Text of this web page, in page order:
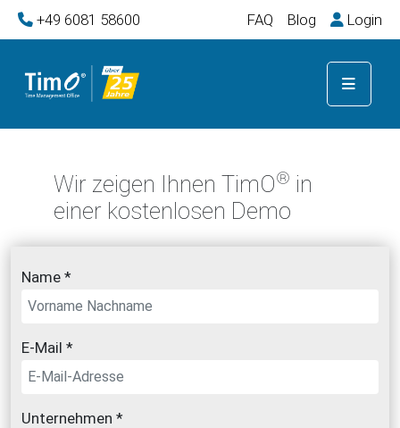
+49 6081 58600 FAQ Blog Login
Wir zeigen Ihnen TimO® in
einer kostenlosen Demo
Name *
E-Mail *
Unternehmen *